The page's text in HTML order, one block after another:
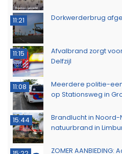
11:21 Dorkwerderbrug
11:15
Afvalbrand zorgt
Delfzijl
11:08
Meerdere politie-
op Stationsweg in
15:44
Brandlucht in
natuurbrand in
ZOMER